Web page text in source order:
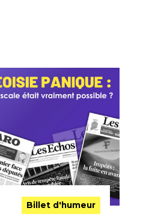
Billet d'humeur